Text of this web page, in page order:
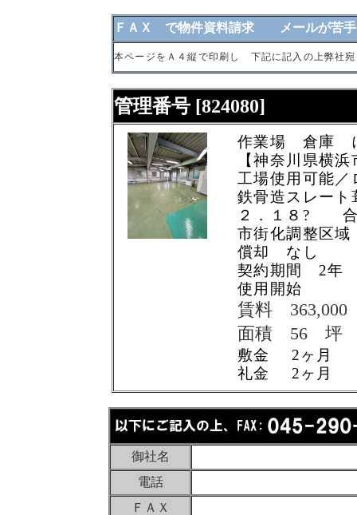
ＦＡＸ で物件資料請求 メールが苦手
本ページをＡ４縦で印刷し 下記に記入の上弊
管理番号 [824080]
作業場 倉庫
【神奈川県横
工場使用可能
鉄骨造スレー
２．１８? 合
市街化調整区域
償却 なし
契約期間 2年
使用開始
賃料
面積 56 坪
敷金 2ヶ月
礼金 2ヶ月
御社名
電話
ＦＡＸ